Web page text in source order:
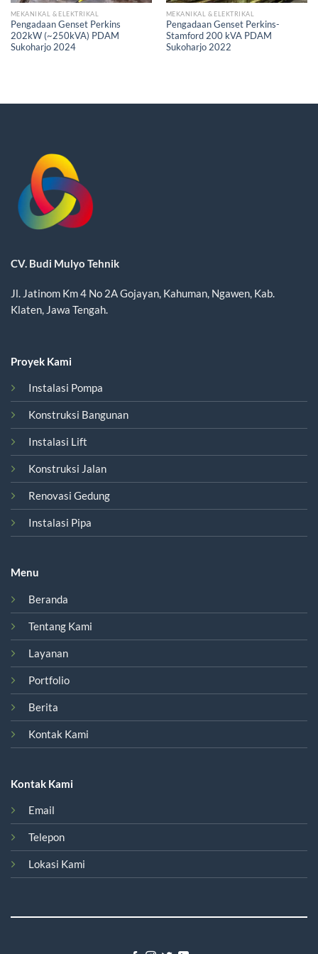
MEKANIKAL & ELEKTRIKAL
Pengadaan Genset Perkins
202kW (~250kVA) PDAM
Sukoharjo 2024
MEKANIKAL & ELEKTRIKAL
Pengadaan Genset Perkins-
Stamford 200 kVA PDAM
Sukoharjo 2022
CV. Budi Mulyo Tehnik
Jl. Jatinom Km 4 No 2A Gojayan, Kahuman, Ngawen, Kab.
Klaten, Jawa Tengah.
Proyek Kami
Instalasi Pompa
Konstruksi Bangunan
Instalasi Lift
Konstruksi Jalan
Renovasi Gedung
Instalasi Pipa
Menu
Beranda
Tentang Kami
Layanan
Portfolio
Berita
Kontak Kami
Kontak Kami
Email
Telepon
Lokasi Kami